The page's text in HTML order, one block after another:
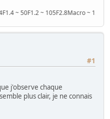
~ 50F1.2 ~ 105F2.8Macro ~ 135F1.8
#1
j'observe chaque
plus clair, je ne connais